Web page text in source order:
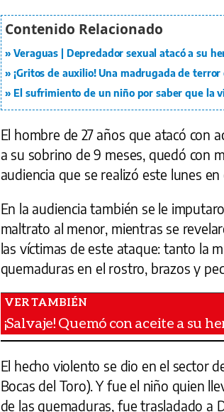
Veraguas | Depredador sexual atacó a su
¡Gritos de auxilio! Una madrugada de
El sufrimiento de un niño por saber que la
El hombre de 27 años que atacó con
a su sobrino de 9 meses, quedó con
audiencia que se realizó este lunes
En la audiencia también se le
maltrato al menor, mientras se
las víctimas de este ataque: tanto la
quemaduras en el rostro, brazos y
¡Salvaje! Quemó con aceite a su
El hecho violento se dio en el sector
Bocas del Toro). Y fue el niño quien
de las quemaduras, fue trasladado a